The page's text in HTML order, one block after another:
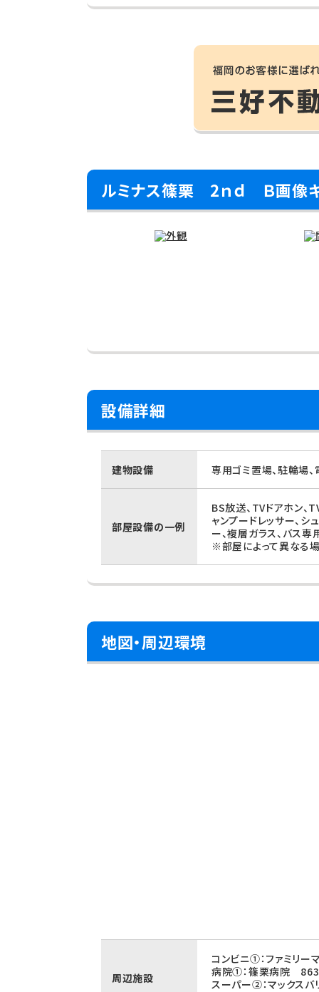
ルミナス篠栗 2ｎｄ Ｂ画像
設備詳細
建物設備 専用ゴミ置場、駐輪場
部屋設備の一例
BS放送、TVドアホン、
ャンプードレッサー、シ
ー、複層ガラス、バス専
※部屋によって異なる
地図・周辺環境
周辺施設
コンビニ①：ファミリ
病院①：篠栗病院
スーパー②：マック